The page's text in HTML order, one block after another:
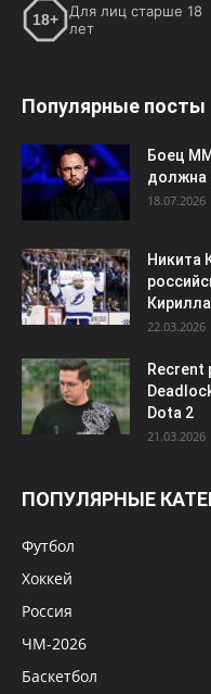
18+
Для лиц старше 18
лет
Популярные посты
Боец
должна
18.07.2026
Никита
22.03.2026
Recrent
Dota 2
21.03.2026
ПОПУЛЯРНЫЕ
Футбол
Хоккей
Россия
ЧМ-2026
Баскетбол